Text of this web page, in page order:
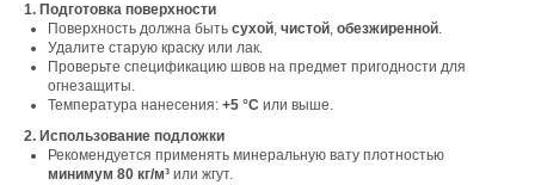
1. Подготовка поверхности
Поверхность должна быть сухой, чистой, обезжиренной.
Удалите старую краску или лак.
Проверьте спецификацию швов на предмет пригодности для
огнезащиты.
Температура нанесения: +5 °С или выше.
2. Использование подложки
Рекомендуется применять минеральную вату плотностью
минимум 80 кг/м³ или жгут.